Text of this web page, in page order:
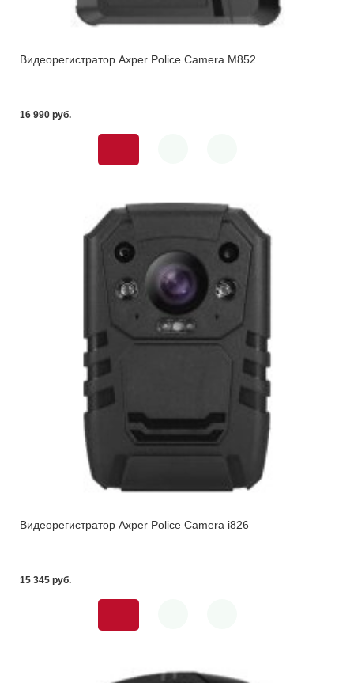
Видеорегистратор Axper Police Camera M852
16 990 pуб.
Видеорегистратор Axper Police Camera i826
15 345 pуб.